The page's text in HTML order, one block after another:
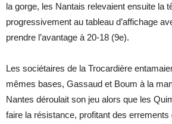
la gorge, les Nantais relevaient ensuite la
progressivement au tableau d’affichage
prendre l’avantage à 20-18 (9e).
Les sociétaires de la Trocardière
mêmes bases, Gassaud et Boum à la
Nantes déroulait son jeu alors que les
faire la résistance, profitant des errements